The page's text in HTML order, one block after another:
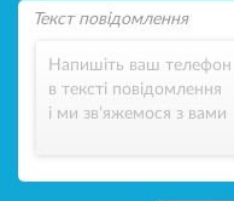
Напишіть ваш телефон
в тексті повідомлення
і ми зв’яжемося з вами